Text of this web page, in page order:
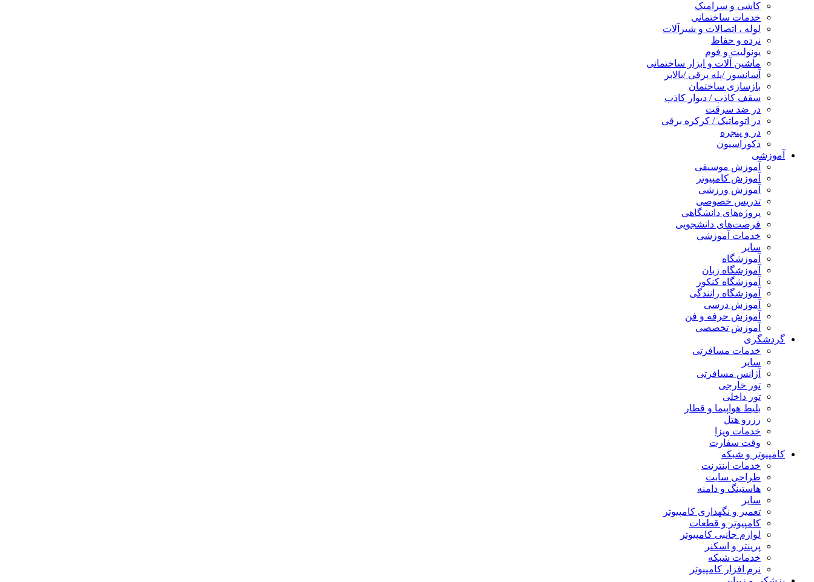
کاشی و سرامیک
خدمات ساختمانی
لوله ، اتصالات و شیرآلات
نرده و حفاظ
یونولیت و فوم
ماشین آلات و ابزار ساختمانی
آسانسور /پله برقی /بالابر
بازسازی ساختمان
سقف کاذب / دیوار کاذب
در ضد سرقت
در اتوماتیک / کرکره برقی
در و پنجره
دکوراسیون
آموزشی
آموزش موسیقی
آموزش کامپیوتر
آموزش ورزشی
تدریس خصوصی
پروژه‌های دانشگاهی
فرصت‌های دانشجویی
خدمات آموزشی
سایر
آموزشگاه
آموزشگاه زبان
آموزشگاه کنکور
آموزشگاه رانندگی
آموزش درسی
آموزش حرفه و فن
آموزش تخصصی
گردشگری
خدمات مسافرتی
سایر
آژانس مسافرتی
تور خارجی
تور داخلی
بلیط هواپیما و قطار
رزرو هتل
خدمات ویزا
وقت سفارت
کامپیوتر و شبکه
خدمات اینترنت
طراحی سایت
هاستینگ و دامنه
سایر
تعمیر و نگهداری کامپیوتر
کامپیوتر و قطعات
لوازم جانبی کامپیوتر
پرینتر و اسکنر
خدمات شبکه
نرم افزار کامپیوتر